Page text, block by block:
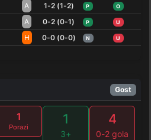
A 1-2 (1-2) P O
A 0-2 (0-1) P U
H 0-0 (0-0) N U
Gost
1
Porazi
1
3+
4
0-2 gola